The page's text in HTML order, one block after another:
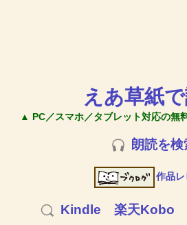
えあ草紙
▲ PC／スマホ／タブレット対応の無
朗読を検
作品
Kindle 楽天Kobo